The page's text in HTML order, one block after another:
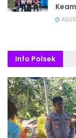
Info Polsek